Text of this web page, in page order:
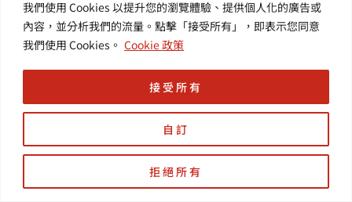
我們使用 Cookies 以提升您的瀏覽體驗、提供個人化的廣告或
內容，並分析我們的流量。點擊「接受所有」，即表示您同意
我們使用 Cookies。 Cookie 政策
自訂
拒絕所有
接受所有
【羽昇小學堂】VPC中的IP位